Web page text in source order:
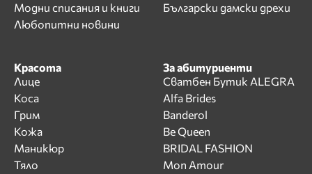
Модни списания и книги
Любопитни новини
Български дамски дрехи
Красота
Лице
Коса
Грим
Кожа
Маникюр
Тяло
За абитуриенти
Сватбен Бутик ALEGRA
Alfa Brides
Banderol
Be Queen
BRIDAL FASHION
Mon Amour